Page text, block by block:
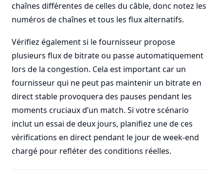
chaînes différentes de celles du câble, donc notez les
numéros de chaînes et tous les flux alternatifs.
Vérifiez également si le fournisseur propose
plusieurs flux de bitrate ou passe automatiquement
lors de la congestion. Cela est important car un
fournisseur qui ne peut pas maintenir un bitrate en
direct stable provoquera des pauses pendant les
moments cruciaux d’un match. Si votre scénario
inclut un essai de deux jours, planifiez une de ces
vérifications en direct pendant le jour de week-end
chargé pour refléter des conditions réelles.